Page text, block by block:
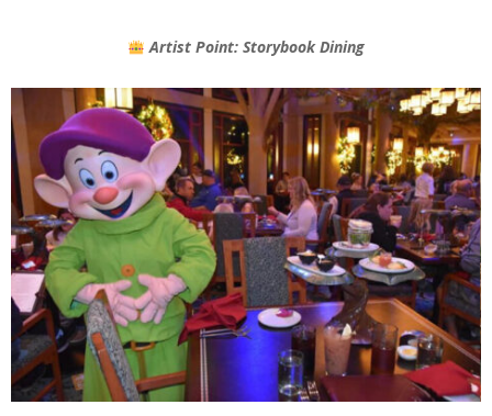
Artist Point: Storybook Dining